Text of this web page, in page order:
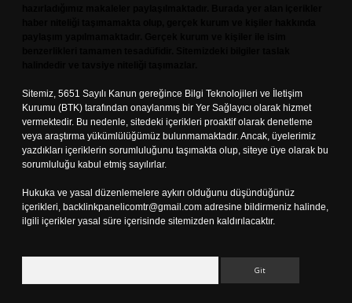
Sitemiz, 5651 Sayılı Kanun gereğince Bilgi Teknolojileri ve İletişim
Kurumu (BTK) tarafından onaylanmış bir Yer Sağlayıcı olarak hizmet
vermektedir. Bu nedenle, sitedeki içerikleri proaktif olarak denetleme
veya araştırma yükümlülüğümüz bulunmamaktadır. Ancak, üyelerimiz
yazdıkları içeriklerin sorumluluğunu taşımakta olup, siteye üye olarak bu
sorumluluğu kabul etmiş sayılırlar.
Hukuka ve yasal düzenlemelere aykırı olduğunu düşündüğünüz
içerikleri, backlinkpanelicomtr@gmail.com adresine bildirmeniz halinde,
ilgili içerikler yasal süre içerisinde sitemizden kaldırılacaktır.